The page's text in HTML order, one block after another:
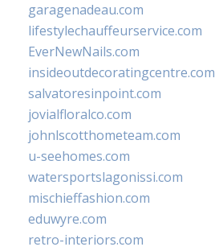
garagenadeau.com
lifestylechauffeurservice.com
EverNewNails.com
insideoutdecoratingcentre.com
salvatoresinpoint.com
jovialfloralco.com
johnlscotthometeam.com
u-seehomes.com
watersportslagonissi.com
mischieffashion.com
eduwyre.com
retro-interiors.com